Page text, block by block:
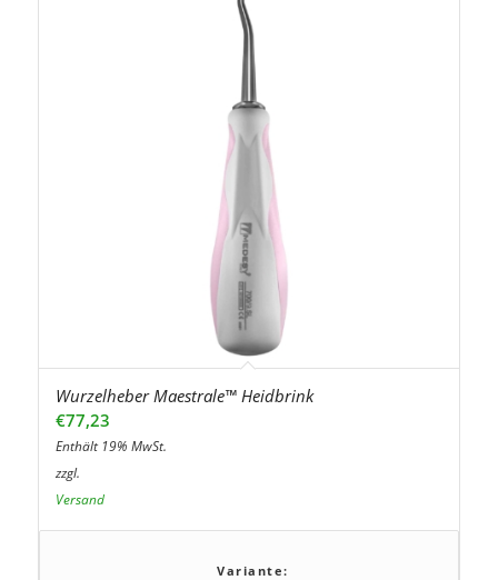
Wurzelheber Maestrale™ Heidbrink
€77,23
Enthält 19% MwSt.
zzgl.
Versand
Variante: